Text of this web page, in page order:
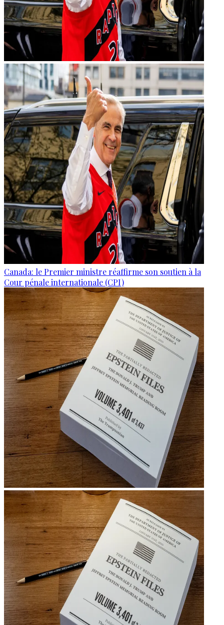
Canada: le Premier ministre réaffirme son soutien à la
Cour pénale internationale (CPI)